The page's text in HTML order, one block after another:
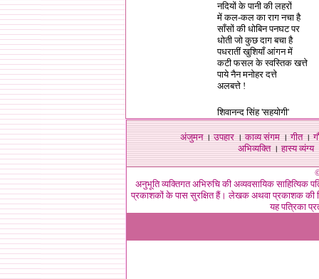
नदियों के पानी की लहरों
में कल-कल का राग नचा है
साँसों की धोबिन पनघट पर
धोती जो कुछ दाग बचा है
पधरातीं खुशियाँ आंगन में
कटी फसल के स्वस्तिक खत्ते
पाये नैन मनोहर दत्ते
अलबत्ते !
शिवानन्द सिंह 'सहयोगी'
अंजुमन।उपहार ।काव्य संगम ।गीत।
अभिव्यक्ति।हास्य व्यंग्य
अनुभूति व्यक्तिगत अभिरुचि की अव्यवसायिक
प्रकाशकों के पास सुरक्षित हैं। लेखक अथवा प्रकाशक की
यह पत्रिका